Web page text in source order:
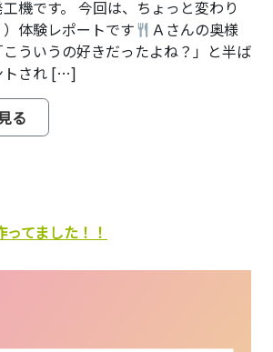
機です。 今回は、ちょっと変わり
体験レポートです
Ａさんの奥様
ういうの好きだったよね？」と半ば
トされ […]
る
てました！！